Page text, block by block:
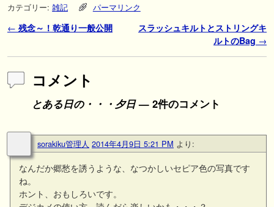
カテゴリー: 雑記 パーマリンク
投稿ナビゲーション
← 残念～！乾通り一般公開
スラッシュキルトとストリングキ
ルトのBag →
コメント
とある日の・・・夕日— 2件のコメント
sorakiku管理人 2014年4月9日 5:21 PM より:
なんだか郷愁を誘うような、なつかしいセピア色の写真です
ね。
ホント、おもしろいです。